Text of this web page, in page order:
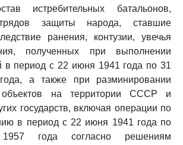
истребительных батальонов,
защиты народа, ставшие
ранения, контузии, увечья
полученных при выполнении
в период с 22 июня 1941 года по 31
а также при разминировании
на территории СССР и
государств, включая операции по
в период с 22 июня 1941 года по
года согласно решениям